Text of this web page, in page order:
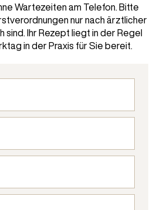
Wartezeiten am Telefon. Bitte
nur nach ärztlicher
sind. Ihr Rezept liegt in der Regel
in der Praxis für Sie bereit.